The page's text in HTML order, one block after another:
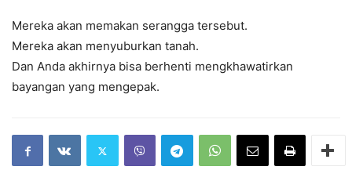
Mereka akan memakan serangga tersebut.
Mereka akan menyuburkan tanah.
Dan Anda akhirnya bisa berhenti mengkhawatirkan
bayangan yang mengepak.